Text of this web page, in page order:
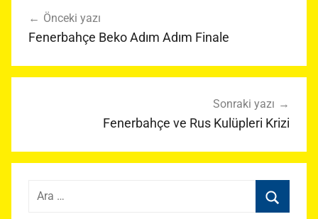
gezinmesi
Önceki yazı
Fenerbahçe Beko Adım Adım Finale
Sonraki yazı
Fenerbahçe ve Rus Kulüpleri Krizi
Arama: